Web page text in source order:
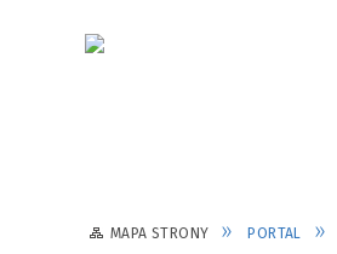
MAPA STRONY PORTAL